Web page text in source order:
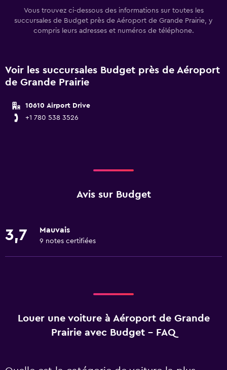
Vous trouvez ci-dessous des informations sur toutes les
succursales de Budget près de Aéroport de Grande Prairie, y
compris leurs adresses et numéros de téléphone.
Voir les succursales Budget près de Aéroport
de Grande Prairie
10610 Airport Drive
+1 780 538 3526
Avis sur Budget
3,7 Mauvais
9 notes certifiées
Louer une voiture à Aéroport de Grande
Prairie avec Budget - FAQ